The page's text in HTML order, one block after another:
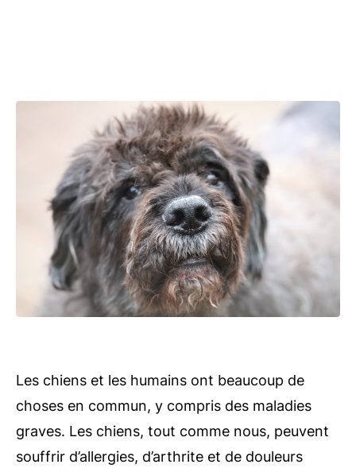
Les chiens et les humains ont beaucoup de
choses en commun, y compris des maladies
graves. Les chiens, tout comme nous, peuvent
souffrir d’allergies, d’arthrite et de douleurs